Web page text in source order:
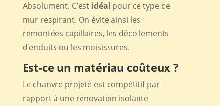
Absolument. C’est idéal pour ce type de
mur respirant. On évite ainsi les
remontées capillaires, les décollements
d’enduits ou les moisissures.
Est-ce un matériau coûteux ?
Le chanvre projeté est compétitif par
rapport à une rénovation isolante